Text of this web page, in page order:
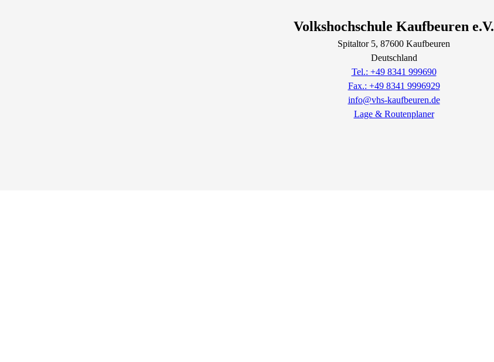
Volkshochschule Kaufbeuren e.V.
Spitaltor5, 87600 Kaufbeuren
Deutschland
Tel.: +49 8341 999690
Fax.: +49 8341 9996929
info@vhs-kaufbeuren.de
Lage & Routenplaner